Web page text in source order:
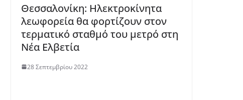
Θεσσαλονίκη: Ηλεκτροκίνητα
λεωφορεία θα φορτίζουν στον
τερματικό σταθμό του μετρό στη
Νέα Ελβετία
28 Σεπτεμβρίου 2022